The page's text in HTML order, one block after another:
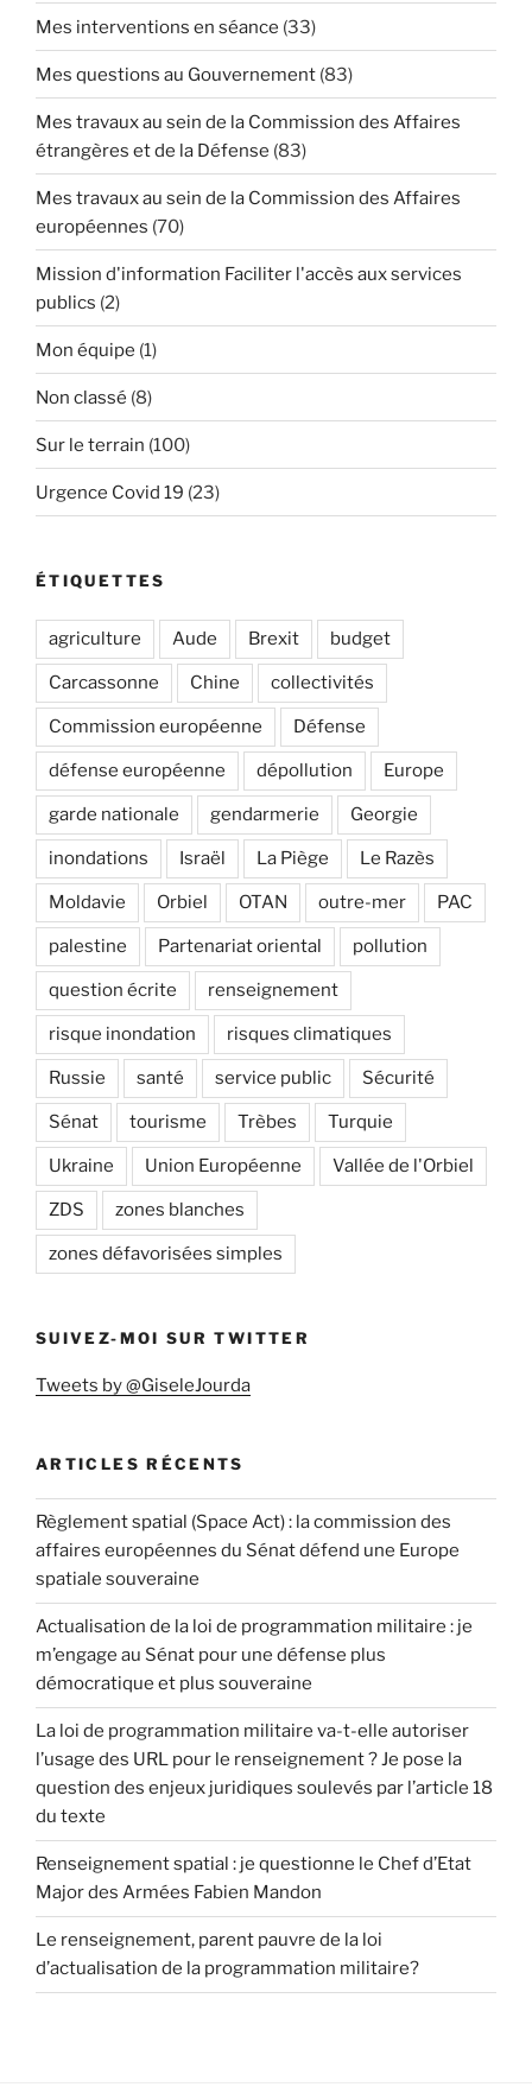
Mes interventions en séance (33)
Mes questions au Gouvernement (83)
Mes travaux au sein de la Commission des Affaires
étrangères et de la Défense (83)
Mes travaux au sein de la Commission des Affaires
européennes (70)
Mission d'information Faciliter l'accès aux services
publics (2)
Mon équipe (1)
Non classé (8)
Sur le terrain (100)
Urgence Covid 19 (23)
ÉTIQUETTES
agriculture Aude Brexit budget
Carcassonne Chine collectivités
Commission européenne Défense
défense européenne dépollution Europe
garde nationale gendarmerie Georgie
inondations Israël La Piège Le Razès
Moldavie Orbiel OTAN outre-mer PAC
palestine Partenariat oriental pollution
question écrite renseignement
risque inondation risques climatiques
Russie santé service public Sécurité
Sénat tourisme Trèbes Turquie
Ukraine Union Européenne Vallée de l'Orbiel
ZDS zones blanches
zones défavorisées simples
SUIVEZ-MOI SUR TWITTER
Tweets by @GiseleJourda
ARTICLES RÉCENTS
Règlement spatial (Space Act) : la commission des
affaires européennes du Sénat défend une Europe
spatiale souveraine
Actualisation de la loi de programmation militaire : je
m’engage au Sénat pour une défense plus
démocratique et plus souveraine
La loi de programmation militaire va-t-elle autoriser
l’usage des URL pour le renseignement ? Je pose la
question des enjeux juridiques soulevés par l’article 18
du texte
Renseignement spatial : je questionne le Chef d’Etat
Major des Armées Fabien Mandon
Le renseignement, parent pauvre de la loi
d’actualisation de la programmation militaire?